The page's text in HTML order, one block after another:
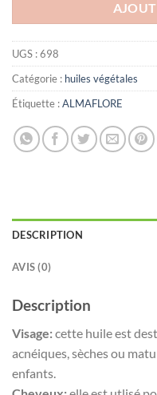
UGS :698
Catégorie : huiles végétales
Étiquette :ALMAFLORE
DESCRIPTION
AVIS (0)
Description
Visage:cette huile est
acnéiques, sèches ou
enfants.